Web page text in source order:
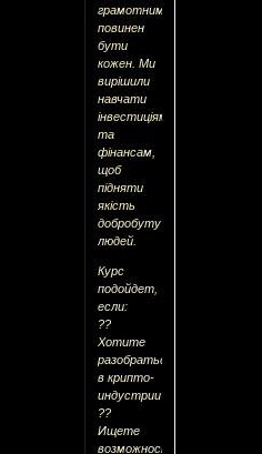
грамотним
повинен
бути
кожен. Ми
вирішили
навчати
інвестиціям
та
фінансам,
щоб
підняти
якість
добробуту
людей.
Курс
подойдет,
если:
??
Хотите
разобраться
в крипто-
индустрии
??
Ищете
возможности